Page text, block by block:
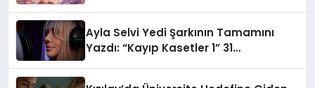
Ayla Selvi Yedi Şarkının Tamamını
Yazdı: “Kayıp Kasetler 1” 31